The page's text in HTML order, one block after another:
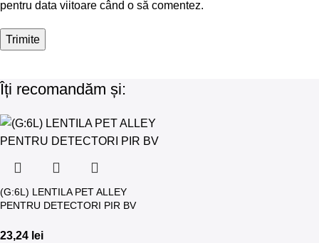
pentru data viitoare când o să comentez.
Îți recomandăm și:
(G:6L) LENTILA PET ALLEY
PENTRU DETECTORI PIR BV
23,24 lei